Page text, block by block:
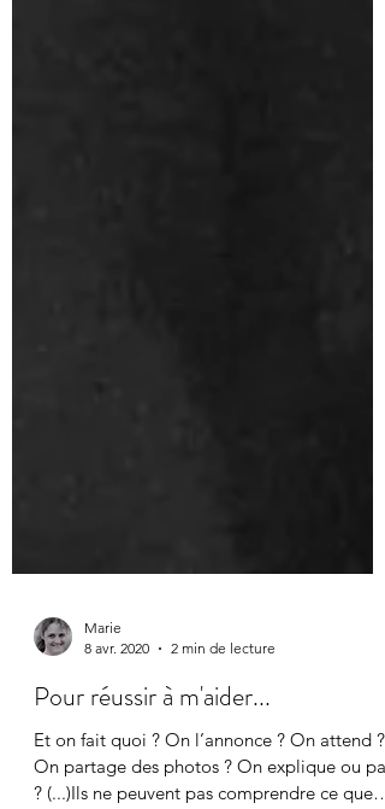
Marie
8 avr. 2020
2 min de lecture
Pour réussir à m'aider...
Et on fait quoi ? On l’annonce ? On attend ?